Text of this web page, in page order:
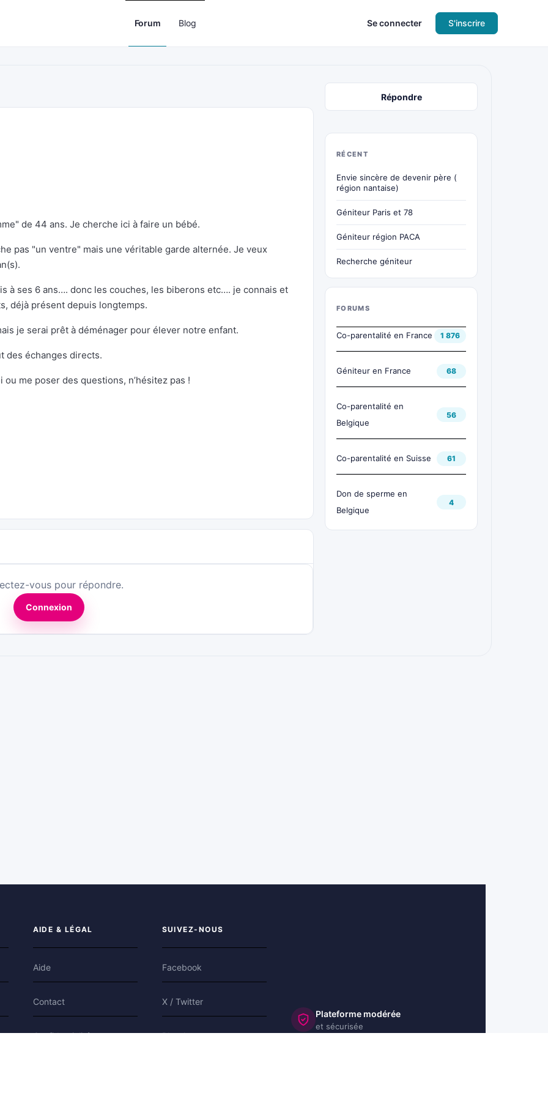
Forum Blog Se connecter S'inscrire
de 44 ans. Je cherche ici à faire un bébé.
pas "un ventre" mais une véritable garde alternée. Je veux
à ses 6 ans…. donc les couches, les biberons etc…. je connais et
déjà présent depuis longtemps.
je serai prêt à déménager pour élever notre enfant.
des échanges directs.
me poser des questions, n’hésitez pas !
vous pour répondre.
Connexion
Répondre
RÉCENT
Envie sincère de devenir père (
région nantaise)
Géniteur Paris et 78
Géniteur région PACA
Recherche géniteur
FORUMS
Co-parentalité en France 1 876
Géniteur en France 68
Co-parentalité en
Belgique
56
Co-parentalité en Suisse 61
Don de sperme en
Belgique
4
AIDE & LÉGAL
Aide
Contact
Confidentialité
SUIVEZ-NOUS
Facebook
X / Twitter
Bluesky
Plateforme modérée
et sécurisée